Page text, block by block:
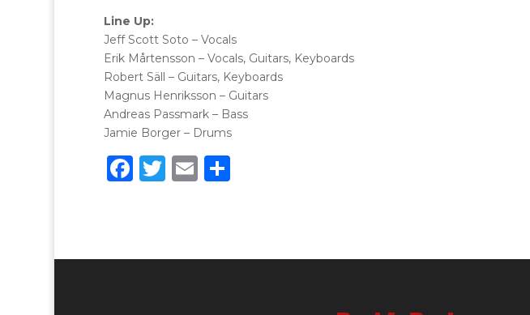
Line Up:
Jeff Scott Soto – Vocals
Erik Mårtensson – Vocals, Guitars, Keyboards
Robert Säll – Guitars, Keyboards
Magnus Henriksson – Guitars
Andreas Passmark – Bass
Jamie Borger – Drums
F T E C